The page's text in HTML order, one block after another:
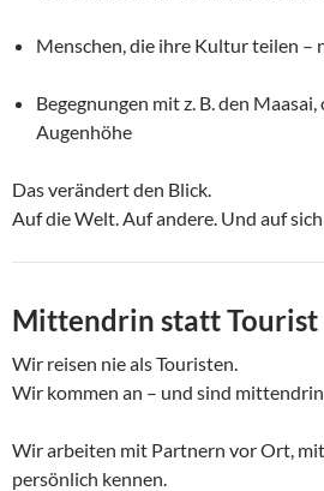
Menschen, die ihre Kultur teilen –
Begegnungen mit z. B. den
Augenhöhe
Das verändert den Blick.
Auf die Welt. Auf andere. Und auf
Mittendrin statt Tourist
Wir reisen nie als Touristen.
Wir kommen an – und sind
Wir arbeiten mit Partnern vor Ort,
persönlich kennen.